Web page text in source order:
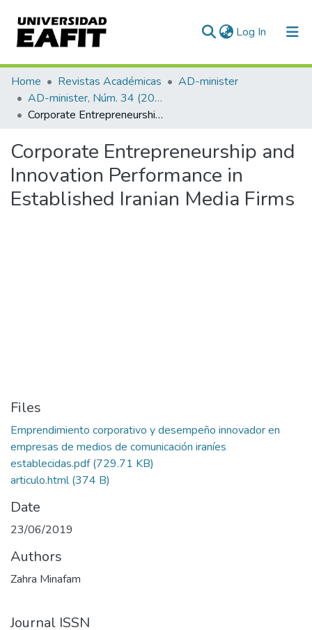
Log In (current)
Communities & Collections
All of DSpace
Home Revistas Académicas
AD-minister
AD-minister, Núm. 34 (2019)
Corporate Entrepreneurship and Innovation Performance in Established Iranian Media Firms
Corporate Entrepreneurship and
Innovation Performance in
Established Iranian Media Firms
Files
Emprendimiento corporativo y desempeño innovador en
empresas de medios de comunicación iraníes
establecidas.pdf(729.71 KB)
articulo.html(374 B)
Date
23/06/2019
Authors
Zahra Minafam
Journal ISSN